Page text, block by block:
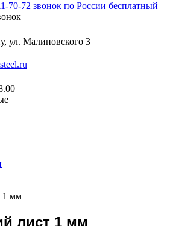
70-72 звонок по России бесплатный
ул. Малиновского 3
1 мм
лист 1 мм